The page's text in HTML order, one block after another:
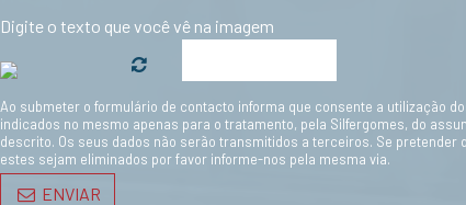
Digite o texto que você vê na imagem
Ao submeter o formulário de contacto informa que consente a utilização
indicados no mesmo apenas para o tratamento, pela Silfergomes, do
descrito. Os seus dados não serão transmitidos a terceiros. Se pretender
estes sejam eliminados por favor informe-nos pela mesma via.
ENVIAR